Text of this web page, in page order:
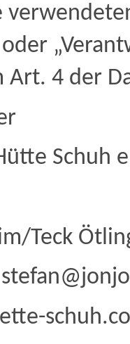
oder
4 der
Schuh
Teck